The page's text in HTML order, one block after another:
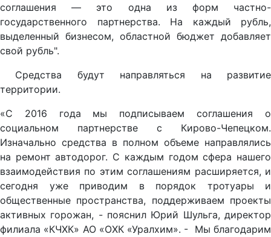
соглашения — это одна из форм частно-
государственного партнерства. На каждый рубль,
выделенный бизнесом, областной бюджет добавляет
свой рубль".
Средства будут направляться на развитие
территории.
«С 2016 года мы подписываем соглашения о
социальном партнерстве с Кирово-Чепецком.
Изначально средства в полном объеме направлялись
на ремонт автодорог. С каждым годом сфера нашего
взаимодействия по этим соглашениям расширяется, и
сегодня уже приводим в порядок тротуары и
общественные пространства, поддерживаем проекты
активных горожан, - пояснил Юрий Шульга, директор
филиала «КЧХК» АО «ОХК «Уралхим». - Мы благодарим